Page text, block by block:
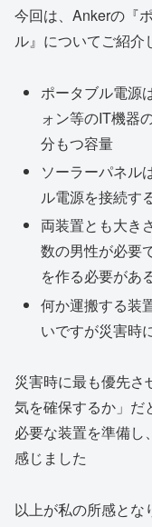
今回は、Ankerの『
ル』についてご紹介
ポータブル電源
ォン等のIT機器
分もつ容量
ソーラーパネル
ル電源を接続す
両装置とも大き
数の男性が必要
を作る必要があ
何か運搬する装
いですが災害時
災害時に最も優先さ
気を確保するか」だ
必要な装置を準備し
感じました
以上が私の所感とな